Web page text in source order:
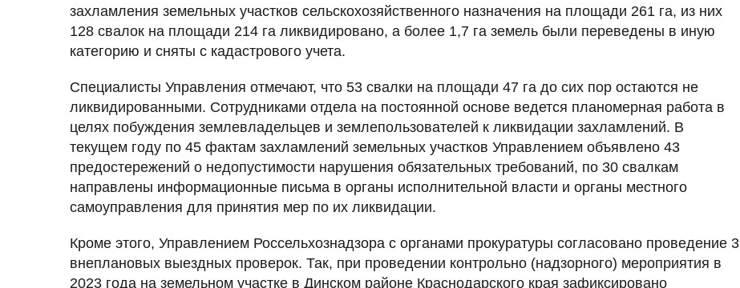
захламления земельных участков сельскохозяйственного назначения на площади 261 га, из них
128 свалок на площади 214 га ликвидировано, а более 1,7 га земель были переведены в иную
категорию и сняты с кадастрового учета.
Специалисты Управления отмечают, что 53 свалки на площади 47 га до сих пор остаются не
ликвидированными. Сотрудниками отдела на постоянной основе ведется планомерная работа в
целях побуждения землевладельцев и землепользователей к ликвидации захламлений. В
текущем году по 45 фактам захламлений земельных участков Управлением объявлено 43
предостережений о недопустимости нарушения обязательных требований, по 30 свалкам
направлены информационные письма в органы исполнительной власти и органы местного
самоуправления для принятия мер по их ликвидации.
Кроме этого, Управлением Россельхознадзора с органами прокуратуры согласовано проведение 3
внеплановых выездных проверок. Так, при проведении контрольно (надзорного) мероприятия в
2023 года на земельном участке в Динском районе Краснодарского края зафиксировано